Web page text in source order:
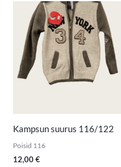
Kampsun suurus 116/122
Poisid 116
12,00€